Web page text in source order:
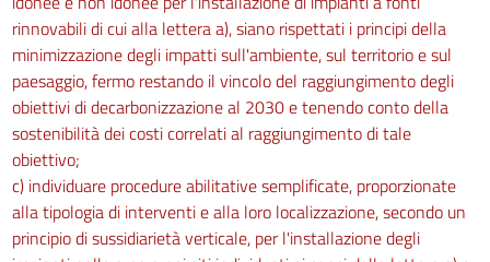
rinnovabili di cui alla lettera a), siano rispettati i principi della
minimizzazione degli impatti sull'ambiente, sul territorio e sul
paesaggio, fermo restando il vincolo del raggiungimento degli
obiettivi di decarbonizzazione al 2030 e tenendo conto della
sostenibilità dei costi correlati al raggiungimento di tale
obiettivo;
c) individuare procedure abilitative semplificate, proporzionate
alla tipologia di interventi e alla loro localizzazione, secondo un
principio di sussidiarietà verticale, per l'installazione degli